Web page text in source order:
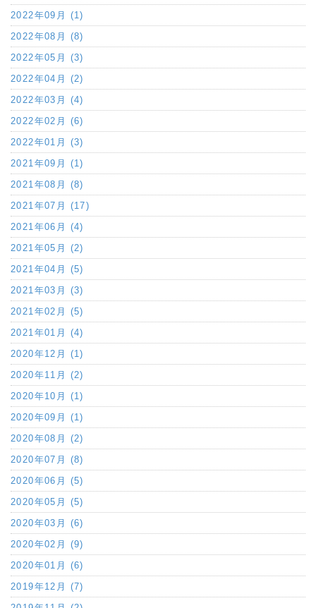
2022年09月 (1)
2022年08月 (8)
2022年05月 (3)
2022年04月 (2)
2022年03月 (4)
2022年02月 (6)
2022年01月 (3)
2021年09月 (1)
2021年08月 (8)
2021年07月 (17)
2021年06月 (4)
2021年05月 (2)
2021年04月 (5)
2021年03月 (3)
2021年02月 (5)
2021年01月 (4)
2020年12月 (1)
2020年11月 (2)
2020年10月 (1)
2020年09月 (1)
2020年08月 (2)
2020年07月 (8)
2020年06月 (5)
2020年05月 (5)
2020年03月 (6)
2020年02月 (9)
2020年01月 (6)
2019年12月 (7)